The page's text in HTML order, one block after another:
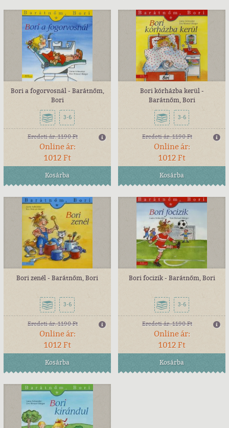
Bori a fogorvosnál - Barátnőm,
Bori
3-6
Eredeti ár:1190 Ft
Online ár:
1012 Ft
Kosárba
Bori kórházba kerül -
Barátnőm, Bori
3-6
Eredeti ár:1190 Ft
Online ár:
1012 Ft
Kosárba
Bori zenél - Barátnőm, Bori
3-6
Eredeti ár:1190 Ft
Online ár:
1012 Ft
Kosárba
Bori focizik - Barátnőm, Bori
3-6
Eredeti ár:1190 Ft
Online ár:
1012 Ft
Kosárba